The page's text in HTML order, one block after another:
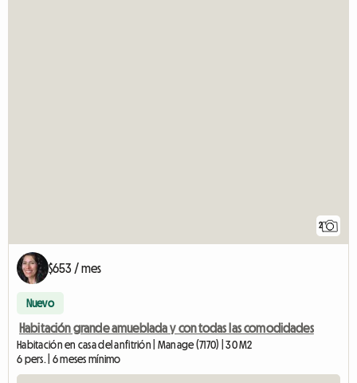
2
$653 / mes
Nuevo
Habitación grande amueblada y con todas las comodidades
Habitación en casa del anfitrión | Manage (7170) | 30 M2
6 pers. | 6 meses mínimo